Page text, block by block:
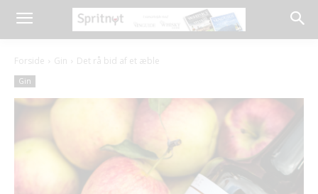
Forside Gin Det rå bid af et æble
Gin